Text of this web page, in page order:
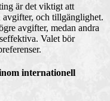
är det viktigt att
avgifter, och tillgänglighet.
avgifter, medan andra
Valet bör
internationell